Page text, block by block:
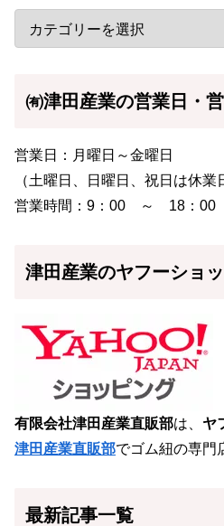
㈲津田産業の営業日・
営業日：月曜日～金曜日
（土曜日、日曜日、祝日は休業
営業時間：9：00 ～ 18：00
津田産業のヤフーショ
有限会社津田産業直販部は、 ヤ
津田産業直販部でゴム紐の専門
最新記事一覧